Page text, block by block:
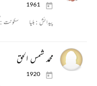
1961
پیدائش : بلیا سکونت :
محمد شمس الحق
1920